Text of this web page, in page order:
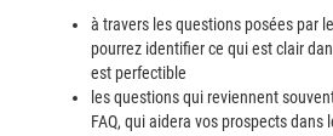
à travers les questions posées par
pourrez identifier ce qui est clair
est perfectible
les questions qui reviennent
FAQ, qui aidera vos prospects dans